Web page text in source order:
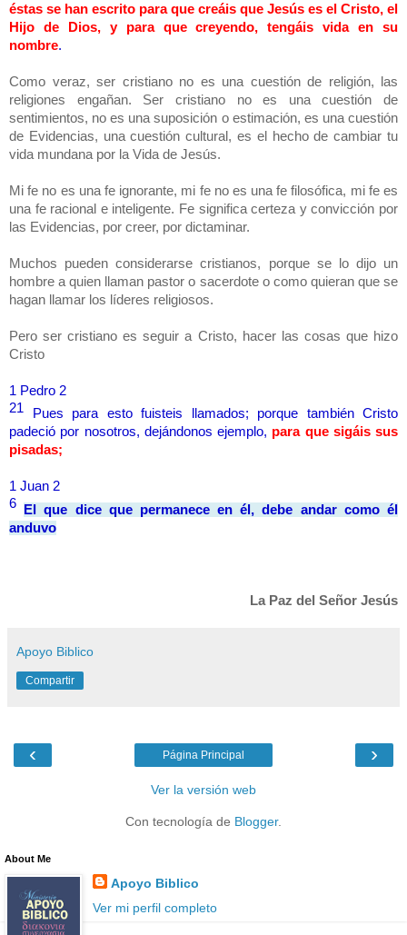
éstas se han escrito para que creáis que Jesús es el Cristo, el
Hijo de Dios, y para que creyendo, tengáis vida en su
nombre.
Como veraz, ser cristiano no es una cuestión de religión, las
religiones engañan. Ser cristiano no es una cuestión de
sentimientos, no es una suposición o estimación, es una cuestión
de Evidencias, una cuestión cultural, es el hecho de cambiar tu
vida mundana por la Vida de Jesús.
Mi fe no es una fe ignorante, mi fe no es una fe filosófica, mi fe es
una fe racional e inteligente. Fe significa certeza y convicción por
las Evidencias, por creer, por dictaminar.
Muchos pueden considerarse cristianos, porque se lo dijo un
hombre a quien llaman pastor o sacerdote o como quieran que se
hagan llamar los líderes religiosos.
Pero ser cristiano es seguir a Cristo, hacer las cosas que hizo
Cristo
1 Pedro 2
21
Pues para esto fuisteis llamados; porque también Cristo
padeció por nosotros, dejándonos ejemplo, para que sigáis sus
pisadas;
1 Juan 2
6El que dice que permanece en él, debe andar como él
anduvo
La Paz del Señor Jesús
Apoyo Biblico
Compartir
‹ ›
Página Principal
Ver la versión web
Con tecnología de Blogger.
About Me
Apoyo Biblico
Ver mi perfil completo